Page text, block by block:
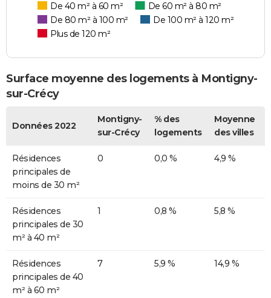
De 40 m² à 60 m²
De 60 m² à 80 m²
De 80 m² à 100 m²
De 100 m² à 120 m²
Plus de 120 m²
Surface moyenne des logements à Montigny-
sur-Crécy
Données 2022
Montigny-
sur-Crécy
% des
logements
Moyenne
des villes
Résidences
principales de
moins de 30 m²
0 0,0 % 4,9 %
Résidences
principales de 30
m² à 40 m²
1 0,8 % 5,8 %
Résidences
principales de 40
m² à 60 m²
7 5,9 % 14,9 %